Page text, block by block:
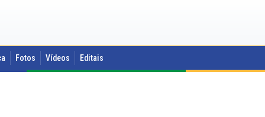
Fotos Vídeos Editais